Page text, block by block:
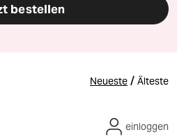
bestellen
Neueste / Älteste
einloggen